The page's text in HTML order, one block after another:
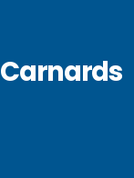
Carnards